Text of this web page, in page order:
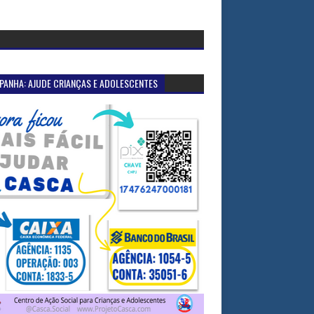
AJUDE CRIANÇAS E ADOLESCENTES